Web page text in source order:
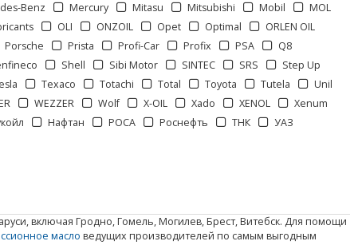
Benz Mercury Mitasu Mitsubishi Mobil
MOL
OLI ONZOIL Opet Optimal
ORLEN OIL
Porsche Prista Profi-Car Profix PSA
Q8
Shell Sibi Motor SINTEC SRS
Step Up
Texaco Totachi Total Toyota Tutela
Unil
WEZZER Wolf X-OIL Xado XENOL
Xenum
Нафтан РОСА Роснефть ТНК
УАЗ
включая Гродно, Гомель, Могилев, Брест, Витебск. Для помощи
масло ведущих производителей по самым выгодным